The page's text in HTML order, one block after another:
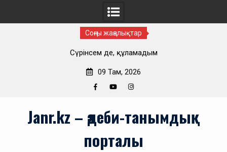
Соңғы жаңалықтар
Туған жерім берген нәр
09 Там, 2026
Janr.kz – әдеби-танымдық
порталы